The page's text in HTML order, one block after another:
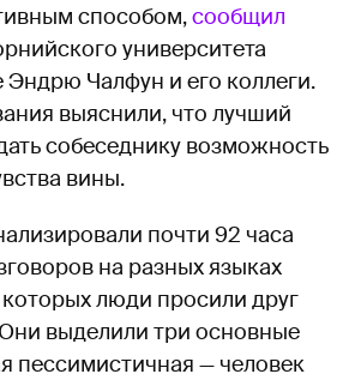
способом,сообщил
университета
Чалфун и его коллеги.
выяснили, что лучший
собеседнику возможность
вины.
почти 92 часа
на разных языках
которых люди просили друг
выделили три основные
пессимистичная — человек